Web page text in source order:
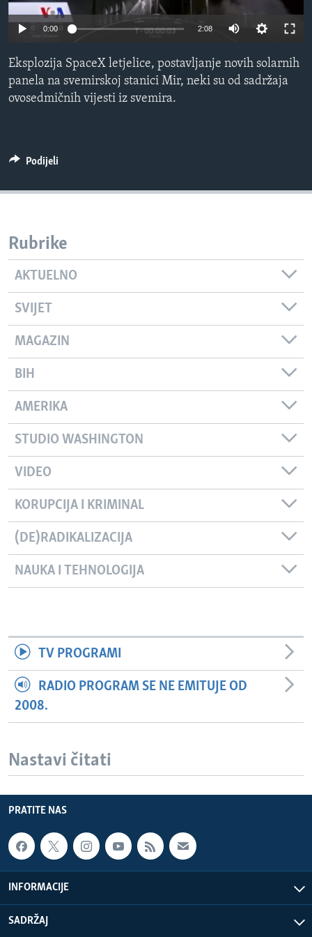
MAGAZIN
O GLASU AMERIKE
Learning English
0:00 2:08
Eksplozija SpaceX letjelice, postavljanje novih solarnih
panela na svemirskoj stanici Mir, neki su od sadržaja
ovosedmičnih vijesti iz svemira.
Podijeli
Rubrike
AKTUELNO
SVIJET
MAGAZIN
BIH
AMERIKA
STUDIO WASHINGTON
VIDEO
KORUPCIJA I KRIMINAL
(DE)RADIKALIZACIJA
NAUKA I TEHNOLOGIJA
TV PROGRAMI
RADIO PROGRAM SE NE EMITUJE OD
2008.
Nastavi čitati
PRATITE NAS
INFORMACIJE
SADRŽAJ